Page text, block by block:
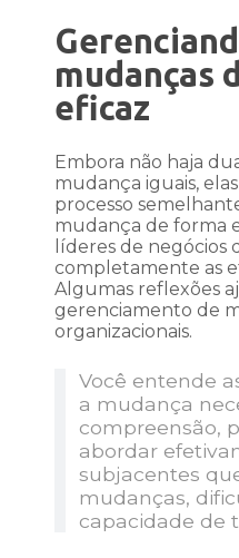
mudanças
eficaz
Embora não haja
mudança iguais,
processo
mudança de forma
líderes de
completamente as
Algumas reflexões
gerenciamento de
organizacionais.
Você entende
a mudança
compreensão,
abordar
subjacentes
mudanças,
capacidade de